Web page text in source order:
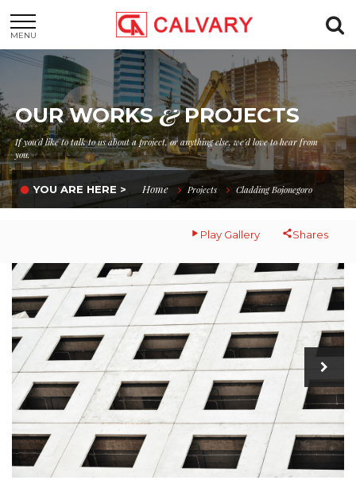
MENU
OUR WORKS&PROJECTS
If you'd like to talk to us about a project, or anything else, we'd love to hear from
you.
YOU ARE HERE > Home Projects Cladding Bojonegoro
Play Gallery Shares